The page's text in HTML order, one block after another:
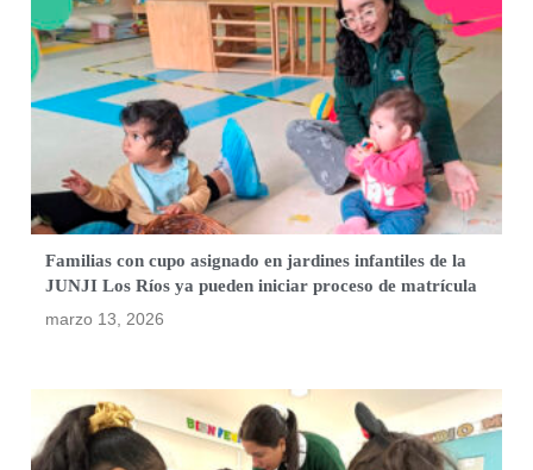
Familias con cupo asignado en jardines infantiles de la
JUNJI Los Ríos ya pueden iniciar proceso de matrícula
marzo 13, 2026